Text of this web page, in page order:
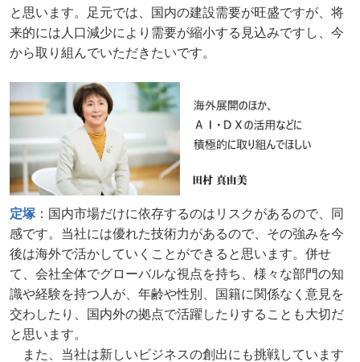
と思います。足元では、国内の建設需要が旺盛ですが、将
来的には人口減少により需要が縮小する見込みですし、今
から取り組んでいただきたいです。
定塚 ：国内市場だけに依存するのはリスクがあるので、同
感です。当社には優れた技術力があるので、その強みを今
後は海外で活かしていくことができると思います。併せ
て、会社全体でグローバルな視点を持ち、様々な部門の知
識や経験を持つ人が、年齢や性別、国籍に関係なく意見を
交わしたり、国内外の拠点で活躍したりすることも大切だ
と思います。
また、当社は新しいビジネスの創出にも挑戦しています